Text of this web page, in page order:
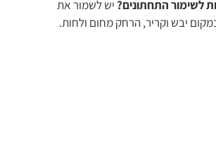
לשימור התחתונים? יש לשמור את
יבש וקריר, הרחק מחום ולחות.